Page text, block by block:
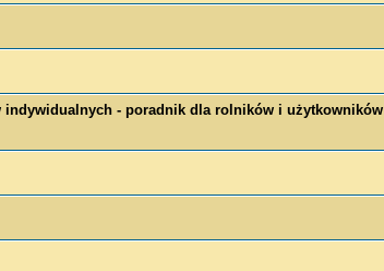
indywidualnych - poradnik dla rolników i użytkowników